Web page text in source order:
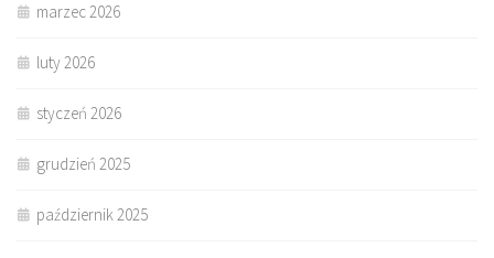
marzec 2026
luty 2026
styczeń 2026
grudzień 2025
październik 2025